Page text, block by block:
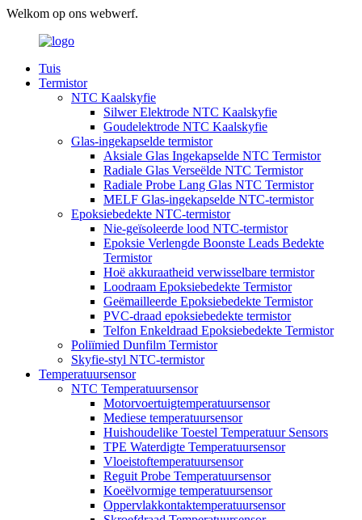
Welkom op ons webwerf.
Tuis
Termistor
NTC Kaalskyfie
Silwer Elektrode NTC Kaalskyfie
Goudelektrode NTC Kaalskyfie
Glas-ingekapselde termistor
Aksiale Glas Ingekapselde NTC Termistor
Radiale Glas Verseëlde NTC Termistor
Radiale Probe Lang Glas NTC Termistor
MELF Glas-ingekapselde NTC-termistor
Epoksiebedekte NTC-termistor
Nie-geïsoleerde lood NTC-termistor
Epoksie Verlengde Boonste Leads Bedekte
Termistor
Hoë akkuraatheid verwisselbare termistor
Loodraam Epoksiebedekte Termistor
Geëmailleerde Epoksiebedekte Termistor
PVC-draad epoksiebedekte termistor
Telfon Enkeldraad Epoksiebedekte Termistor
Poliïmied Dunfilm Termistor
Skyfie-styl NTC-termistor
Temperatuursensor
NTC Temperatuursensor
Motorvoertuigtemperatuursensor
Mediese temperatuursensor
Huishoudelike Toestel Temperatuur Sensors
TPE Waterdigte Temperatuursensor
Vloeistoftemperatuursensor
Reguit Probe Temperatuursensor
Koeëlvormige temperatuursensor
Oppervlakkontaktemperatuursensor